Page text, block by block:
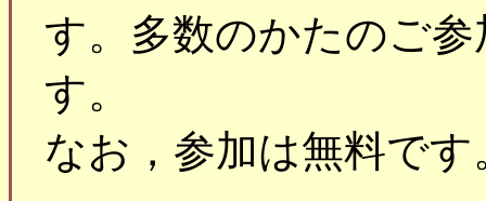
す。多数のかたのご
す。
なお，参加は無料です